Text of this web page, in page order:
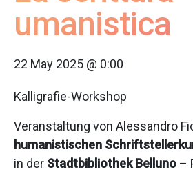
umanistica
22 May 2025 @ 0:00
Kalligrafie-Workshop
Veranstaltung von Alessandro
humanistischen
in der Stadtbibliothek Belluno –